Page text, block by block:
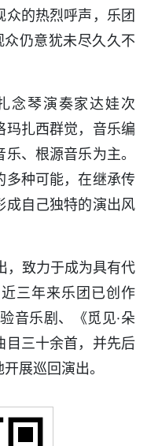
的热烈呼声，乐团
仍意犹未尽久久不
念琴演奏家达娃次
玛扎西群觉，音乐编
、根源音乐为主。
多种可能，在继承传
成自己独特的演出风
，致力于成为具有代
三年来乐团已创作
音乐剧、《觅见·朵
目三十余首，并先后
展巡回演出。